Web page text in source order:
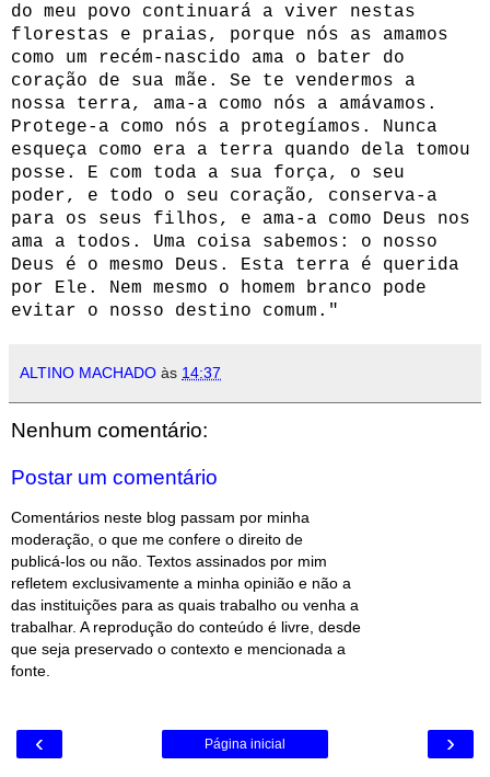
do meu povo continuará a viver nestas
florestas e praias, porque nós as amamos
como um recém-nascido ama o bater do
coração de sua mãe. Se te vendermos a
nossa terra, ama-a como nós a amávamos.
Protege-a como nós a protegíamos. Nunca
esqueça como era a terra quando dela tomou
posse. E com toda a sua força, o seu
poder, e todo o seu coração, conserva-a
para os seus filhos, e ama-a como Deus nos
ama a todos. Uma coisa sabemos: o nosso
Deus é o mesmo Deus. Esta terra é querida
por Ele. Nem mesmo o homem branco pode
evitar o nosso destino comum."
ALTINO MACHADO às 14:37
Nenhum comentário:
Postar um comentário
Comentários neste blog passam por minha
moderação, o que me confere o direito de
publicá-los ou não. Textos assinados por mim
refletem exclusivamente a minha opinião e não a
das instituições para as quais trabalho ou venha a
trabalhar. A reprodução do conteúdo é livre, desde
que seja preservado o contexto e mencionada a
fonte.
‹ ›
Página inicial